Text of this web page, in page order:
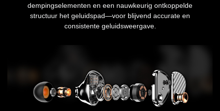
dempingselementen en een nauwkeurig ontkoppelde
structuur het geluidspad—voor blijvend accurate en
consistente geluidsweergave.